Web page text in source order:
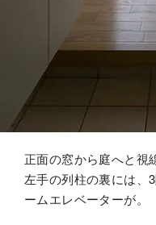
正面の窓から庭へと視
左手の列柱の裏には、
ームエレベーターが。